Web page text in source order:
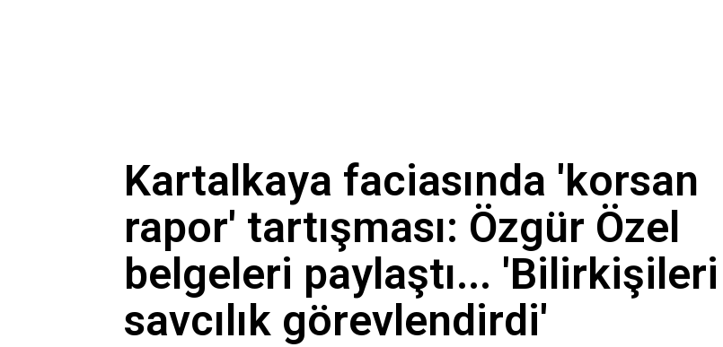
Kartalkaya faciasında 'korsan
rapor' tartışması: Özgür Özel
belgeleri paylaştı... 'Bilirkişileri
savcılık görevlendirdi'